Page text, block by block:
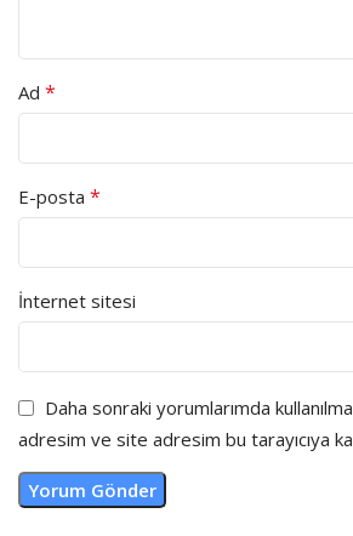
Ad *
E-posta *
İnternet sitesi
Daha sonraki yorumlarımda
adresim ve site adresim bu tarayıcıya